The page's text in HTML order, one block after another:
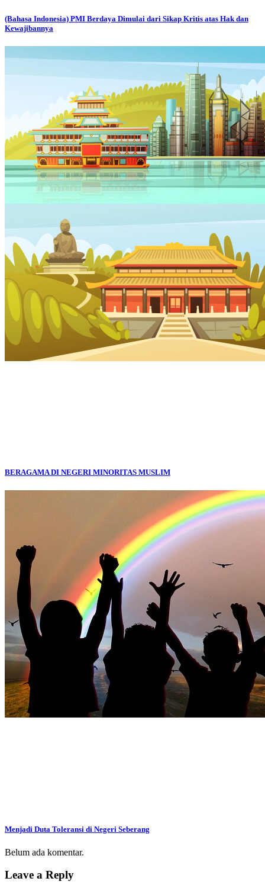
(Bahasa Indonesia) PMI Berdaya Dimulai dari Sikap Kritis atas Hak dan
Kewajibannya
BERAGAMA DI NEGERI MINORITAS MUSLIM
Menjadi Duta Toleransi di Negeri Seberang
Belum ada komentar.
Leave a Reply